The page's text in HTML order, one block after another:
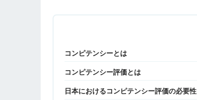
コンピテンシーとは
コンピテンシー評価とは
日本におけるコンピテンシー評価の必要性